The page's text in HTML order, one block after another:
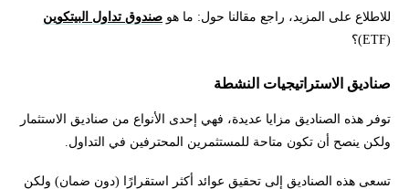
للاطلاع على المزيد، راجع مقالنا حول: ما هو صندوق تداول البيتكوين
(ETF)؟
صناديق الاستراتيجيات النشطة
توفر هذه الصناديق مزايا عديدة، فهي إحدى الأنواع من صناديق الاستثمار
ولكن ينصح أن تكون متاحة للمستثمرين المحترفين في التداول.
تسعى هذه الصناديق إلى تحقيق عوائد أكثر استقرارًا (دون ضمان) ولكن